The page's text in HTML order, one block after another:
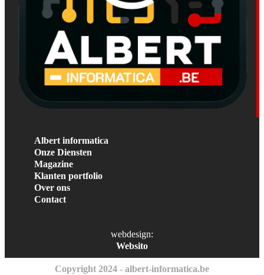
Albert informatica
Onze Diensten
Magazine
Klanten portfolio
Over ons
Contact
webdesign:
Websito
Copyright 2024 - albert-informatica.be